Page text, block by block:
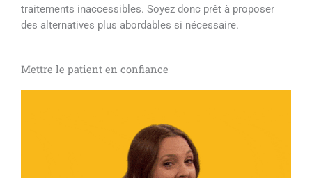
traitements inaccessibles. Soyez donc prêt à proposer
des alternatives plus abordables si nécessaire.
Mettre le patient en confiance